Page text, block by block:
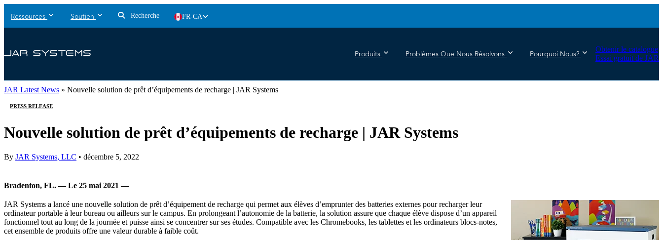
Ressources Soutien Recherche FR-CA
Produits Problèmes Que Nous Résolvons Pourquoi Nous?
Obtenir le catalogue
Essai gratuit de JAR
JAR Latest News » Nouvelle solution de prêt d’équipements de recharge | JAR Systems
PRESS RELEASE
Nouvelle solution de prêt d’équipements de recharge | JAR Systems
By JAR Systems, LLC • décembre 5, 2022
Bradenton, FL. — Le 25 mai 2021 —
JAR Systems a lancé une nouvelle solution de prêt d’équipement de recharge qui permet aux élèves d’emprunter des batteries externes pour recharger leur
ordinateur portable à leur bureau ou ailleurs sur le campus. En prolongeant l’autonomie de la batterie, la solution assure que chaque élève dispose d’un appareil
fonctionnel tout au long de la journée et puisse ainsi se concentrer sur ses études. Compatible avec les Chromebooks, les tablettes et les ordinateurs blocs-notes,
cet ensemble de produits offre une valeur durable à faible coût.